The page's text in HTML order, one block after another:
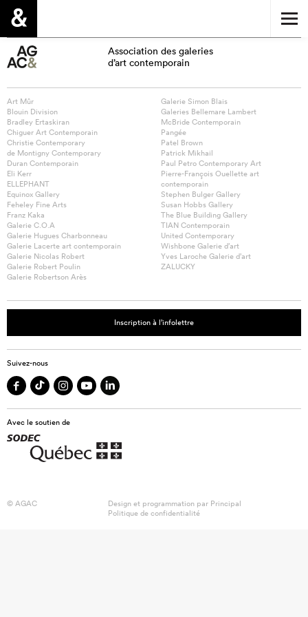
Association des galeries
d’art contemporain
Art Mûr
Blouin Division
Bradley Ertaskiran
Chiguer Art Contemporain
Christie Contemporary
de Montigny Contemporary
Duran Contemporain
Eli Kerr
ELLEPHANT
Equinox Gallery
Feheley Fine Arts
Franz Kaka
Galerie C.O.A
Galerie Hugues Charbonneau
Galerie Lacerte art contemporain
Galerie Nicolas Robert
Galerie Robert Poulin
Galerie Robertson Arès
Galerie Simon Blais
Galeries Bellemare Lambert
McBride Contemporain
Pangée
Patel Brown
Patrick Mikhail
Paul Petro Contemporary Art
Pierre-François Ouellette art
contemporain
Stephen Bulger Gallery
Susan Hobbs Gallery
The Blue Building Gallery
TIAN Contemporain
United Contemporary
Wishbone Galerie d’art
Yves Laroche Galerie d’art
ZALUCKY
Inscription à l’infolettre
Suivez-nous
Avec le soutien de
© AGAC Design et programmation par Principal
Politique de confidentialité